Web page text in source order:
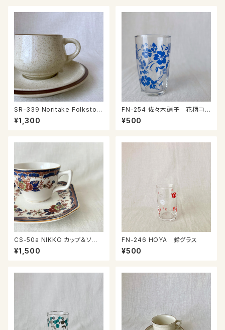
SR-339 Noritake Folkston
e カップ＆ソーサー
¥1,300
FN-254 佐々木硝子 花柄コッ
プ④
¥500
CS-50a NIKKO カップ＆ソー
サー
¥1,500
FN-246 HOYA 鈴グラス
¥500